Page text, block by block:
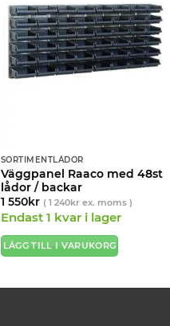
SORTIMENTLÅDOR
Väggpanel Raaco med 48st
lådor / backar
1 550kr ( 1 240krex. moms )
Endast 1 kvar i lager
LÄGG TILL I VARUKORG